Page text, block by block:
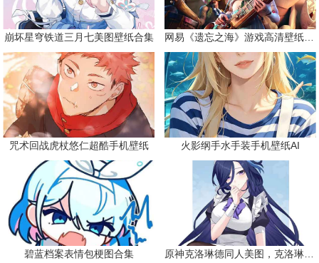
崩坏星穹铁道三月七美图壁纸合集 网易《遗忘之海》游戏高清壁纸精选
咒术回战虎杖悠仁超酷手机壁纸 火影纲手水手装手机壁纸AI
碧蓝档案表情包梗图合集